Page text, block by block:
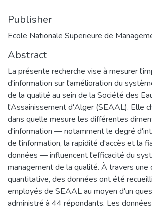
Publisher
Ecole Nationale Superieure de
Abstract
La présente recherche vise à mesurer
d'information sur l'amélioration du
de la qualité au sein de la Société des
l'Assainissement d'Alger (SEAAL). Elle
dans quelle mesure les différentes
d'information — notamment le degré
de l'information, la rapidité d'accès et la
données — influencent l'efficacité du
management de la qualité. À travers une
quantitative, des données ont été
employés de SEAAL au moyen d'un
administré à 44 répondants. Les